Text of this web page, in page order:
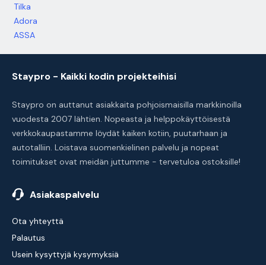
Tilka
Adora
ASSA
Staypro - Kaikki kodin projekteihisi
Staypro on auttanut asiakkaita pohjoismaisilla markkinoilla
vuodesta 2007 lähtien. Nopeasta ja helppokäyttöisestä
verkkokaupastamme löydät kaiken kotiin, puutarhaan ja
autotalliin. Loistava suomenkielinen palvelu ja nopeat
toimitukset ovat meidän juttumme - tervetuloa ostoksille!
Asiakaspalvelu
Ota yhteyttä
Palautus
Usein kysyttyjä kysymyksiä